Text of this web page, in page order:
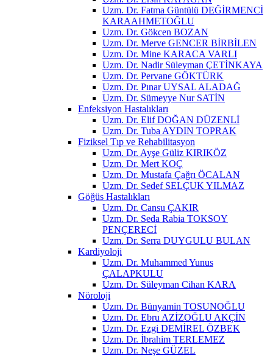
Uzm. Dr. Fatma Güntülü DEĞİRMENCİ
KARAAHMETOĞLU
Uzm. Dr. Gökcen BOZAN
Uzm. Dr. Merve GENCER BİRBİLEN
Uzm. Dr. Mine KARACA VARLI
Uzm. Dr. Nadir Süleyman ÇETİNKAYA
Uzm. Dr. Pervane GÖKTÜRK
Uzm. Dr. Pınar UYSAL ALADAĞ
Uzm. Dr. Sümeyye Nur SATİN
Enfeksiyon Hastalıkları
Uzm. Dr. Elif DOĞAN DÜZENLİ
Uzm. Dr. Tuba AYDIN TOPRAK
Fiziksel Tıp ve Rehabilitasyon
Uzm. Dr. Ayşe Güliz KIRIKÖZ
Uzm. Dr. Mert KOÇ
Uzm. Dr. Mustafa Çağrı ÖCALAN
Uzm. Dr. Sedef SELÇUK YILMAZ
Göğüs Hastalıkları
Uzm. Dr. Cansu ÇAKIR
Uzm. Dr. Seda Rabia TOKSOY
PENÇERECİ
Uzm. Dr. Serra DUYGULU BULAN
Kardiyoloji
Uzm. Dr. Muhammed Yunus
ÇALAPKULU
Uzm. Dr. Süleyman Cihan KARA
Nöroloji
Uzm. Dr. Bünyamin TOSUNOĞLU
Uzm. Dr. Ebru AZİZOĞLU AKÇİN
Uzm. Dr. Ezgi DEMİREL ÖZBEK
Uzm. Dr. İbrahim TERLEMEZ
Uzm. Dr. Neşe GÜZEL